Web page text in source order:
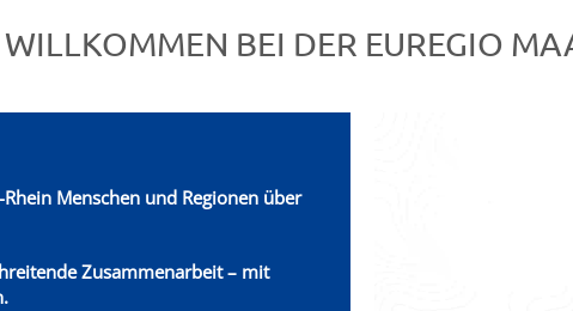
WILLKOMMEN BEI DER EUREGIO
Menschen und Regionen über
Zusammenarbeit – mit